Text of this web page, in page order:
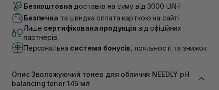
В наявності
Самовивіз м. Луцьк, вул. Винниченка 4
В наявності
Самовивіз м. Львів, вул. Академіка Підстригача, 1В
(Duck’s Lake)
В наявності
В наявності
Самовивіз м. Львів, вул. Степана Бандери 45
Безкоштовна доставка на суму від 3000 UAH
Безпечна та швидка оплата карткою на сайті
Лише сертифікована продукція від офіційних
партнерів
Персональна система бонусів , лояльності та знижок
Опис Зволожуючий тонер для обличчя NEEDLY pH
balancing toner 145 мл